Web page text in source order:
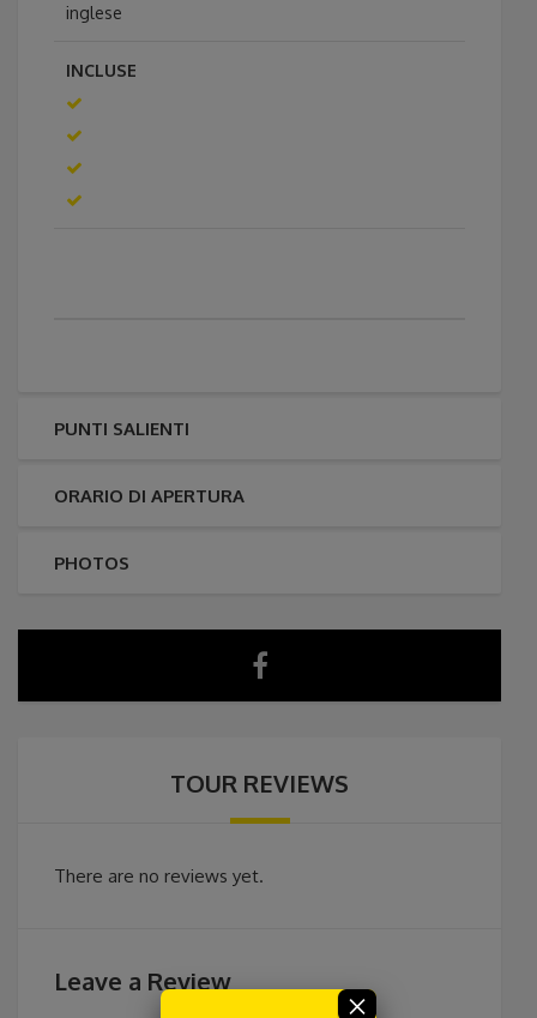
inglese
INCLUSE
PUNTI SALIENTI
ORARIO DI APERTURA
PHOTOS
TOUR REVIEWS
There are no reviews yet.
Leave a Review
×